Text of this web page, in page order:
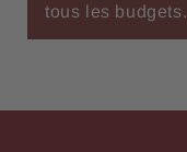
tous les budgets.